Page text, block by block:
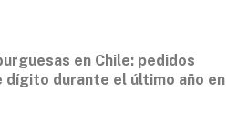
en Chile: pedidos
dígito durante el último año en